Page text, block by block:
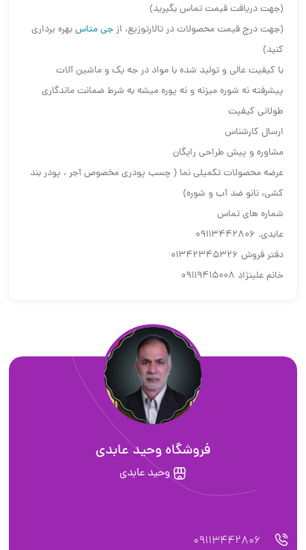
(جهت دریافت قیمت تماس بگیرید)
(جهت درج قیمت محصولات در تالارتوزیع، ازجی متاسبهره برداری
کنید)
با کیفیت عالی و تولید شده با مواد در جه یک و ماشین آلات
پیشرفته نه شوره میزنه و نه پوره میشه به شرط ضمانت ماندگاری
طولانی کیفیت
ارسال کارشناس
مشاوره و پیش طراحی رایگان
عرضه محصولات تکمیلی نما ( چسب پودری مخصوص آجر ، پودر بند
کشی، نانو ضد آب و شوره)
شماره های تماس
عابدی. 09113442806
دفتر فروش 01342345326
خانم علینژاد 09119415008
فروشگاه وحید عابدی
وحید عابدی
09113442806